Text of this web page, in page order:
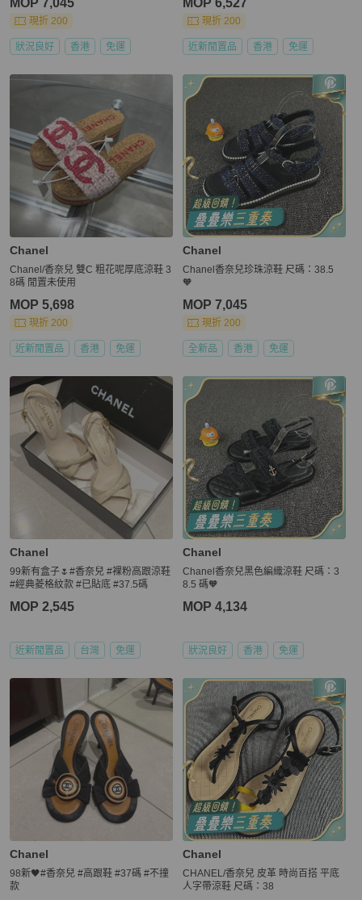
現折 200
狀況良好 香港 免運
現折 200
近新閒置品 香港 免運
Chanel
Chanel/香奈兒 雙C 粗花呢厚底涼鞋 3
8碼 閒置未使用
MOP 5,698
現折 200
近新閒置品 香港 免運
Chanel
Chanel香奈兒珍珠涼鞋 尺碼：38.5
🧡
MOP 7,045
現折 200
全新品 香港 免運
Chanel
99新有盒子🌷#香奈兒 #裸粉高跟涼鞋
#經典菱格紋款 #已貼底 #37.5碼
MOP 2,545
近新閒置品 台灣 免運
Chanel
Chanel香奈兒黑色編織涼鞋 尺碼：3
8.5 碼🧡
MOP 4,134
狀況良好 香港 免運
Chanel
98新🖤#香奈兒 #高跟鞋 #37碼 #不撞
款
Chanel
CHANEL/香奈兒 皮革 時尚百搭 平底
人字帶涼鞋 尺碼：38